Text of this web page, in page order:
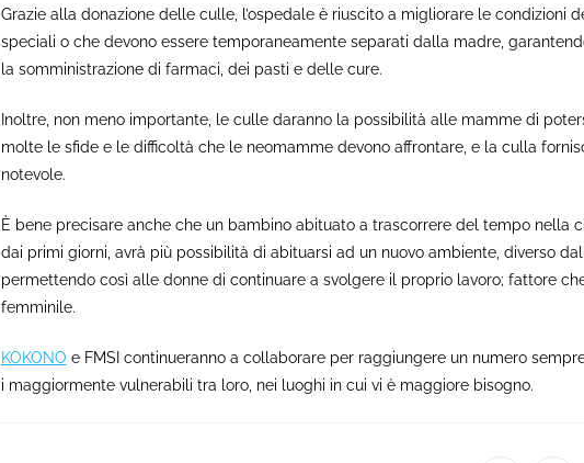
Grazie alla donazione delle culle, l’ospedale è riuscito a migliorare le condizioni
speciali o che devono essere temporaneamente separati dalla madre,
la somministrazione di farmaci, dei pasti e delle cure.
Inoltre, non meno importante, le culle daranno la possibilità alle mamme di
molte le sfide e le difficoltà che le neomamme devono affrontare, e la culla
notevole.
È bene precisare anche che un bambino abituato a trascorrere del tempo nella
dai primi giorni, avrà più possibilità di abituarsi ad un nuovo ambiente, diverso
permettendo così alle donne di continuare a svolgere il proprio lavoro; fattore
femminile.
KOKONO e FMSI continueranno a collaborare per raggiungere un numero
i maggiormente vulnerabili tra loro, nei luoghi in cui vi è maggiore bisogno.